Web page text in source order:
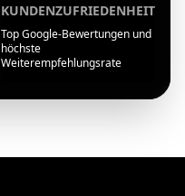
KUNDENZUFRIEDENHEIT
Top Google-Bewertungen und
höchste
Weiterempfehlungsrate